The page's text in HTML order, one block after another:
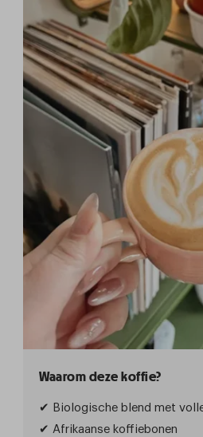
Waarom deze koffie?
✔ Biologische blend met
✔ Afrikaanse koffiebonen